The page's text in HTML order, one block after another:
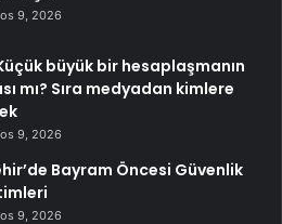
9, 2026
büyük bir hesaplaşmanın
mı? Sıra medyadan kimlere
9, 2026
Bayram Öncesi Güvenlik
9, 2026